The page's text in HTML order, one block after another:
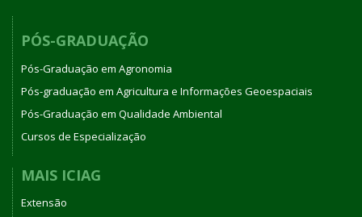
PÓS-GRADUAÇÃO
Pós-Graduação em Agronomia
Pós-graduação em Agricultura e Informações Geoespaciais
Pós-Graduação em Qualidade Ambiental
Cursos de Especialização
MAIS ICIAG
Extensão